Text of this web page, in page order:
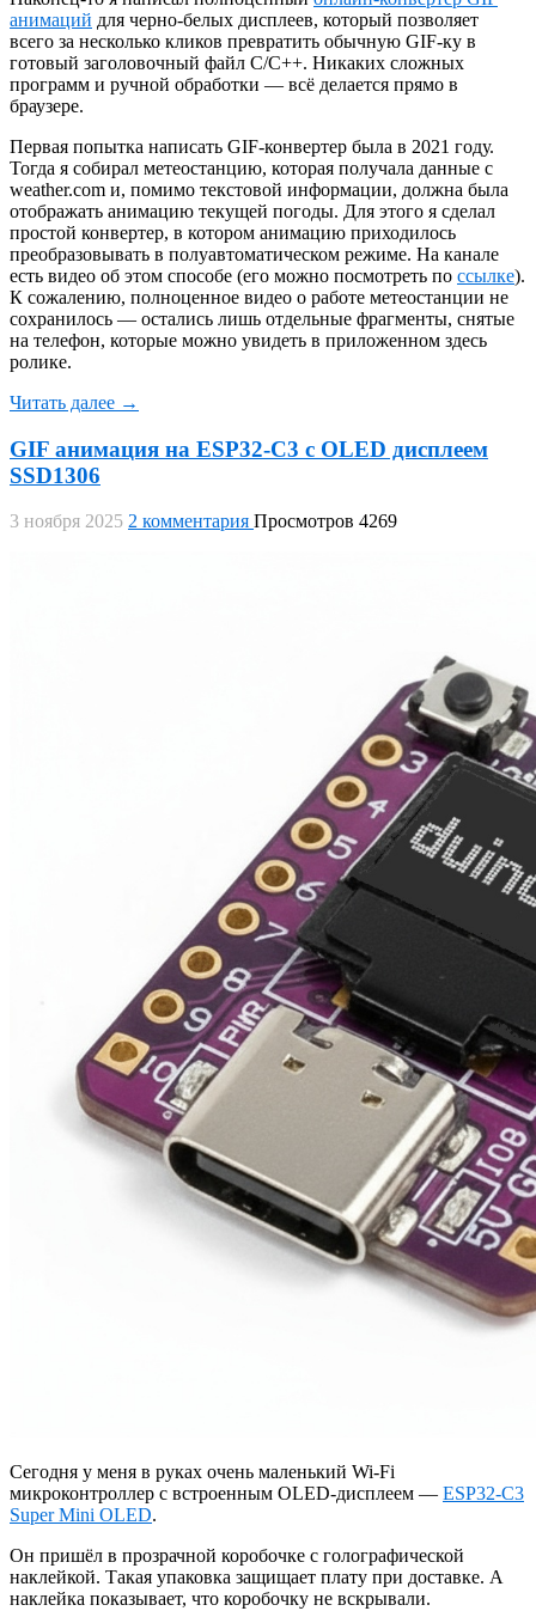
анимаций для черно-белых дисплеев, который позволяет
всего за несколько кликов превратить обычную GIF‑ку в
готовый заголовочный файл C/C++. Никаких сложных
программ и ручной обработки — всё делается прямо в
браузере.
Первая попытка написать GIF‑конвертер была в 2021 году.
Тогда я собирал метеостанцию, которая получала данные с
weather.com и, помимо текстовой информации, должна была
отображать анимацию текущей погоды. Для этого я сделал
простой конвертер, в котором анимацию приходилось
преобразовывать в полуавтоматическом режиме. На канале
есть видео об этом способе (его можно посмотреть по ссылке).
К сожалению, полноценное видео о работе метеостанции не
сохранилось — остались лишь отдельные фрагменты, снятые
на телефон, которые можно увидеть в приложенном здесь
ролике.
Читать далее →
GIF анимация на ESP32-C3 с OLED дисплеем
SSD1306
3 ноября 2025 2 комментария Просмотров 4269
Сегодня у меня в руках очень маленький Wi‑Fi
микроконтроллер с встроенным OLED‑дисплеем — ESP32‑C3
Super Mini OLED.
Он пришёл в прозрачной коробочке с голографической
наклейкой. Такая упаковка защищает плату при доставке. А
наклейка показывает, что коробочку не вскрывали.